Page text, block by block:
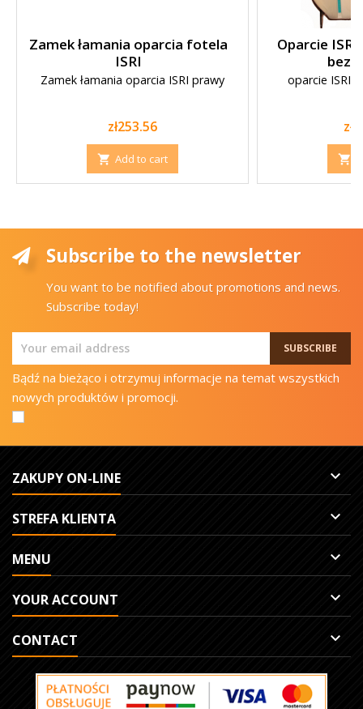
Zamek łamania oparcia fotela
ISRI
Zamek łamania oparcia ISRI prawy
Price
zł253.56
 Add to cart
Oparcie
bez
oparcie ISRI

Subscribe to the newsletter
You want to be notified about promotions and news.
Subscribe today!
Bądź na bieżąco i otrzymuj informacje na temat wszystkich
nowych produktów i promocji.
ZAKUPY ON-LINE 
STREFA KLIENTA 
MENU 
YOUR ACCOUNT 
CONTACT 